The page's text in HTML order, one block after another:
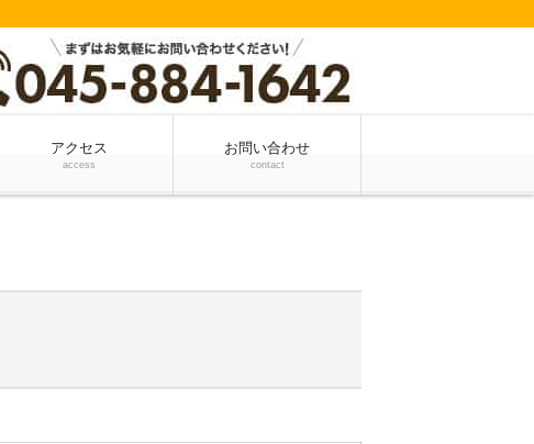
アクセス
access
お問い合わせ
contact